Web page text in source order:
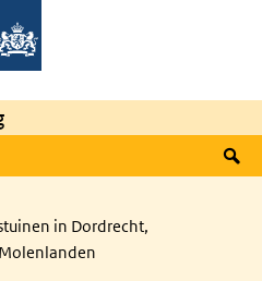
in Dordrecht,